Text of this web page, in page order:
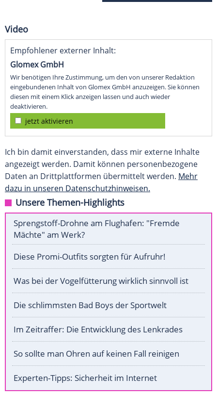
Video
Empfohlener externer Inhalt:
Glomex GmbH
Wir benötigen Ihre Zustimmung, um den von unserer Redaktion
eingebundenen Inhalt von Glomex GmbH anzuzeigen. Sie können
diesen mit einem Klick anzeigen lassen und auch wieder
deaktivieren.
jetzt aktivieren
Ich bin damit einverstanden, dass mir externe Inhalte
angezeigt werden. Damit können personenbezogene
Daten an Drittplattformen übermittelt werden. Mehr
dazu in unseren Datenschutzhinweisen.
Unsere Themen-Highlights
Sprengstoff-Drohne am Flughafen: "Fremde
Mächte" am Werk?
Diese Promi-Outfits sorgten für Aufruhr!
Was bei der Vogelfütterung wirklich sinnvoll ist
Die schlimmsten Bad Boys der Sportwelt
Im Zeitraffer: Die Entwicklung des Lenkrades
So sollte man Ohren auf keinen Fall reinigen
Experten-Tipps: Sicherheit im Internet